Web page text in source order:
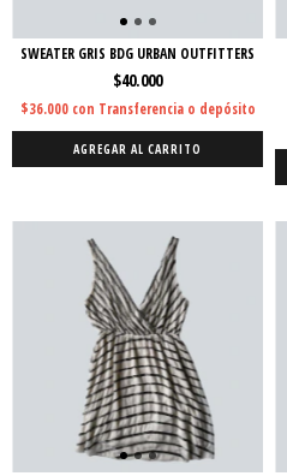
SWEATER GRIS BDG URBAN OUTFITTERS
$40.000
$36.000 con Transferencia o depósito
AGREGAR AL CARRITO